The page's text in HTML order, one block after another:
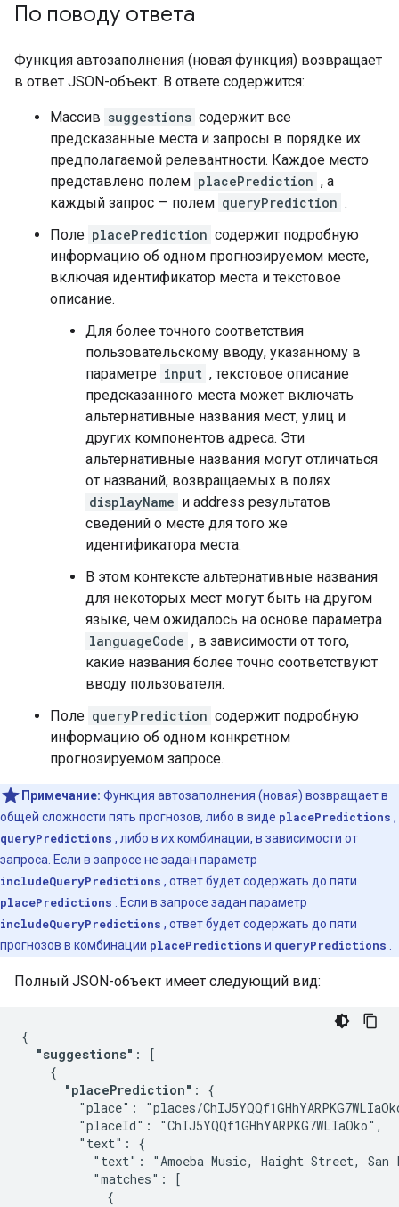
По поводу ответа
Функция автозаполнения (новая функция) возвращает
в ответ JSON-объект. В ответе содержится:
Массив suggestions содержит все
предсказанные места и запросы в порядке их
предполагаемой релевантности. Каждое место
представлено полем placePrediction , а
каждый запрос — полем queryPrediction .
Поле placePrediction содержит подробную
информацию об одном прогнозируемом месте,
включая идентификатор места и текстовое
описание.
Для более точного соответствия
пользовательскому вводу, указанному в
параметре input , текстовое описание
предсказанного места может включать
альтернативные названия мест, улиц и
других компонентов адреса. Эти
альтернативные названия могут отличаться
от названий, возвращаемых в полях
displayName и address результатов
сведений о месте для того же
идентификатора места.
В этом контексте альтернативные названия
для некоторых мест могут быть на другом
языке, чем ожидалось на основе параметра
languageCode , в зависимости от того,
какие названия более точно соответствуют
вводу пользователя.
Поле queryPrediction содержит подробную
информацию об одном конкретном
прогнозируемом запросе.
Примечание: Функция автозаполнения (новая) возвращает в
общей сложности пять прогнозов, либо в виде placePredictions ,
queryPredictions , либо в их комбинации, в зависимости от
запроса. Если в запросе не задан параметр
includeQueryPredictions , ответ будет содержать до пяти
placePredictions . Если в запросе задан параметр
includeQueryPredictions , ответ будет содержать до пяти
прогнозов в комбинации placePredictions и queryPredictions
Полный JSON-объект имеет следующий вид:
{
"suggestions" : [
    {
"placePrediction" : {
"place": "places/
        "placeId": "ChIJ5YQQf1GHhYARPKG7WLIaOko",
        "text": {
"text": "Amoeba Music, Haight Street, San
          "matches": [
            {